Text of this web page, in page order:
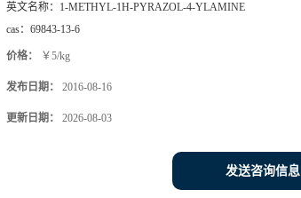
英文名称： 1-METHYL-1H-PYRAZOL-4-YLAMINE
cas： 69843-13-6
价格： ￥5/kg
发布日期： 2016-08-16
更新日期： 2026-08-03
发送咨询信息